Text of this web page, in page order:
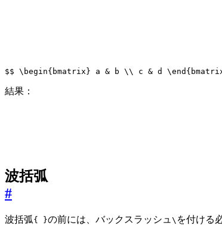
$$ \begin{bmatrix} a & b \\ c & d \end
結果：
波括弧
#
波括弧 { }の前には、バックスラッシュ \ を付ける